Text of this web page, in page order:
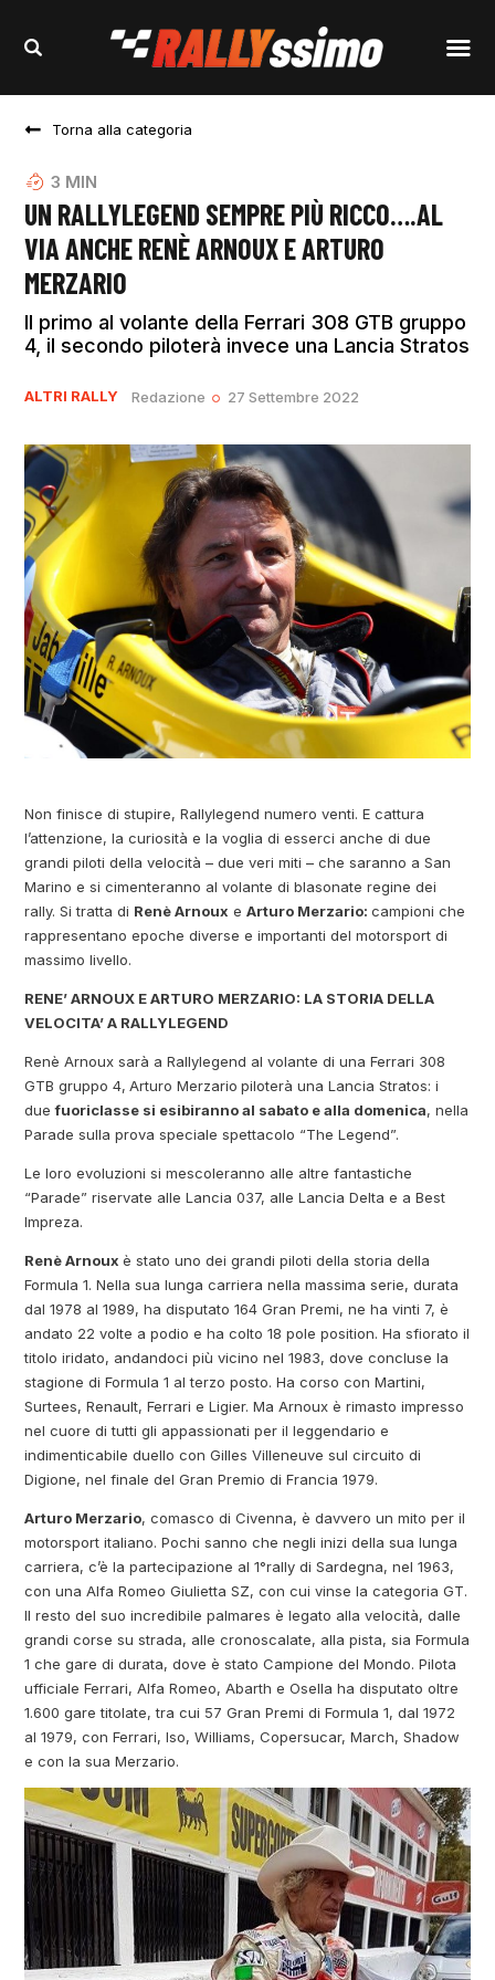
Torna alla categoria
3 MIN
UN RALLYLEGEND SEMPRE PIÙ RICCO….AL
VIA ANCHE RENÈ ARNOUX E ARTURO
MERZARIO
Il primo al volante della Ferrari 308 GTB gruppo
4, il secondo piloterà invece una Lancia Stratos
ALTRI RALLY Redazione 27 Settembre 2022
Non finisce di stupire, Rallylegend numero venti. E cattura
l’attenzione, la curiosità e la voglia di esserci anche di due
grandi piloti della velocità – due veri miti – che saranno a San
Marino e si cimenteranno al volante di blasonate regine dei
rally. Si tratta di Renè Arnoux eArturo Merzario:campioni che
rappresentano epoche diverse e importanti del motorsport di
massimo livello.
RENE’ ARNOUX E ARTURO MERZARIO: LA STORIA DELLA
VELOCITA’ A RALLYLEGEND
Renè Arnoux sarà a Rallylegend al volante di una Ferrari 308
GTB gruppo 4, Arturo Merzario piloterà una Lancia Stratos: i
duefuoriclasse si esibiranno al sabato e alla domenica, nella
Parade sulla prova speciale spettacolo “The Legend”.
Le loro evoluzioni si mescoleranno alle altre fantastiche
“Parade” riservate alle Lancia 037, alle Lancia Delta e a Best
Impreza.
Renè Arnouxè stato uno dei grandi piloti della storia della
Formula 1. Nella sua lunga carriera nella massima serie, durata
dal 1978 al 1989, ha disputato 164 Gran Premi, ne ha vinti 7, è
andato 22 volte a podio e ha colto 18 pole position. Ha sfiorato il
titolo iridato, andandoci più vicino nel 1983, dove concluse la
stagione di Formula 1 al terzo posto. Ha corso con Martini,
Surtees, Renault, Ferrari e Ligier. Ma Arnoux è rimasto impresso
nel cuore di tutti gli appassionati per il leggendario e
indimenticabile duello con Gilles Villeneuve sul circuito di
Digione, nel finale del Gran Premio di Francia 1979.
Arturo Merzario, comasco di Civenna, è davvero un mito per il
motorsport italiano. Pochi sanno che negli inizi della sua lunga
carriera, c’è la partecipazione al 1°rally di Sardegna, nel 1963,
con una Alfa Romeo Giulietta SZ, con cui vinse la categoria GT.
Il resto del suo incredibile palmares è legato alla velocità, dalle
grandi corse su strada, alle cronoscalate, alla pista, sia Formula
1 che gare di durata, dove è stato Campione del Mondo. Pilota
ufficiale Ferrari, Alfa Romeo, Abarth e Osella ha disputato oltre
1.600 gare titolate, tra cui 57 Gran Premi di Formula 1, dal 1972
al 1979, con Ferrari, Iso, Williams, Copersucar, March, Shadow
e con la sua Merzario.